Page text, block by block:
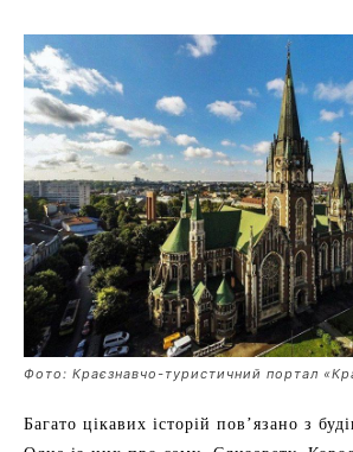
Фото: Краєзнавчо-туристичний портал
Багато цікавих історій пов’язано з